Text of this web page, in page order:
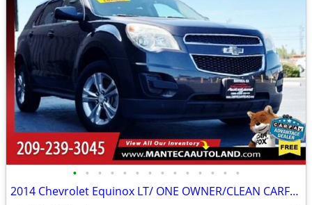
• • • • • • • • • • • • • •
2014 Chevrolet Equinox LT/ ONE OWNER/CLEAN CARFAX